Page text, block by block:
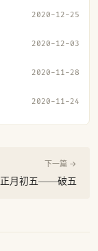
2020-12-25
2020-12-03
2020-11-28
2020-11-24
下一篇 →
正月初五——破五